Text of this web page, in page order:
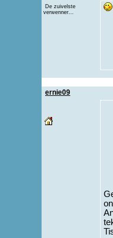
De zuivelste
verwenner...
ernie09